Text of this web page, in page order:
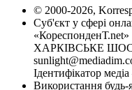
© 2000-2026,
Суб'єкт у сфері
ХАРКІВСЬКЕ ШОСЕ,
Ідентифікатор
Використання будь-